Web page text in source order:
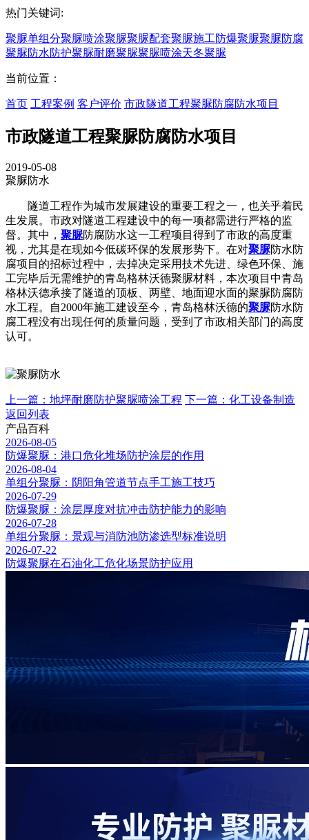
热门关键词:
聚脲单组分聚脲喷涂聚脲聚脲配套聚脲施工防爆聚脲聚脲防腐
聚脲防水防护聚脲耐磨聚脲聚脲喷涂天冬聚脲
当前位置：
首页 工程案例 客户评价 市政隧道工程聚脲防腐防水项目
市政隧道工程聚脲防腐防水项目
2019-05-08
聚脲防水
隧道工程作为城市发展建设的重要工程之一，也关乎着民
生发展。市政对隧道工程建设中的每一项都需进行严格的监
督。其中， 聚脲防腐防水这一工程项目得到了市政的高度重
视，尤其是在现如今低碳环保的发展形势下。在对聚脲防水防
腐项目的招标过程中，去掉决定采用技术先进、绿色环保、施
工完毕后无需维护的青岛格林沃德聚脲材料，本次项目中青岛
格林沃德承接了隧道的顶板、两壁、地面迎水面的聚脲防腐防
水工程。自2000年施工建设至今，青岛格林沃德的聚脲防水防
腐工程没有出现任何的质量问题，受到了市政相关部门的高度
认可。
上一篇：地坪耐磨防护聚脲喷涂工程 下一篇：化工设备制造
返回列表
产品百科
2026-08-05
防爆聚脲：港口危化堆场防护涂层的作用
2026-08-04
单组分聚脲：阴阳角管道节点手工施工技巧
2026-07-29
防爆聚脲：涂层厚度对抗冲击防护能力的影响
2026-07-28
单组分聚脲：景观与消防池防渗选型标准说明
2026-07-22
防爆聚脲在石油化工危化场景防护应用